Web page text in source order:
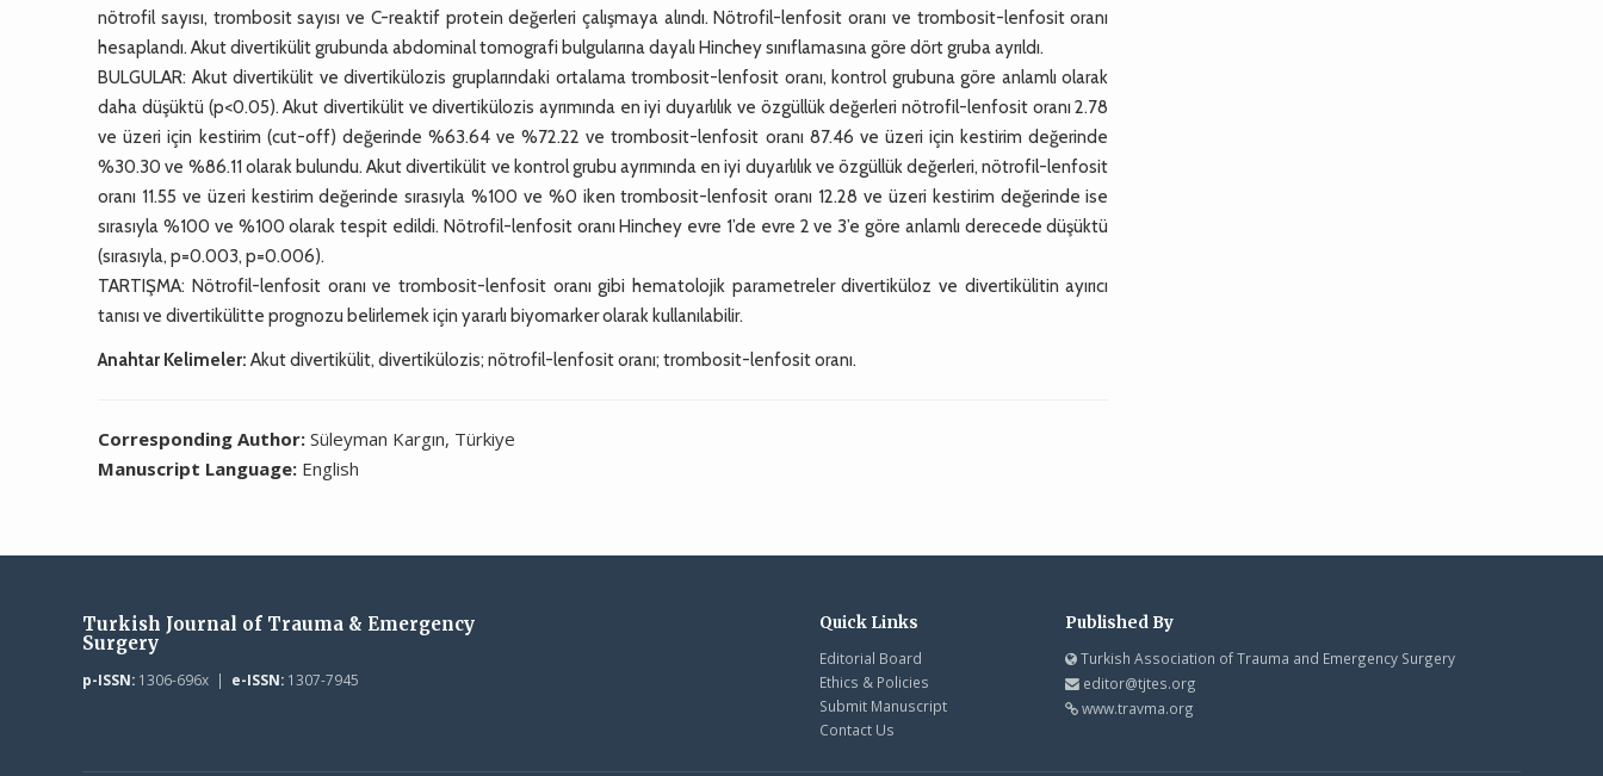
nötrofil sayısı, trombosit sayısı ve C-reaktif protein değerleri çalışmaya alındı. Nötrofil-lenfosit oranı ve trombosit-lenfosit oranı
hesaplandı. Akut divertikülit grubunda abdominal tomografi bulgularına dayalı Hinchey sınıflamasına göre dört gruba ayrıldı.
BULGULAR: Akut divertikülit ve divertikülozis gruplarındaki ortalama trombosit-lenfosit oranı, kontrol grubuna göre anlamlı olarak
daha düşüktü (p<0.05). Akut divertikülit ve divertikülozis ayrımında en iyi duyarlılık ve özgüllük değerleri nötrofil-lenfosit oranı 2.78
ve üzeri için kestirim (cut-off) değerinde %63.64 ve %72.22 ve trombosit-lenfosit oranı 87.46 ve üzeri için kestirim değerinde
%30.30 ve %86.11 olarak bulundu. Akut divertikülit ve kontrol grubu ayrımında en iyi duyarlılık ve özgüllük değerleri, nötrofil-lenfosit
oranı 11.55 ve üzeri kestirim değerinde sırasıyla %100 ve %0 iken trombosit-lenfosit oranı 12.28 ve üzeri kestirim değerinde ise
sırasıyla %100 ve %100 olarak tespit edildi. Nötrofil-lenfosit oranı Hinchey evre 1’de evre 2 ve 3’e göre anlamlı derecede düşüktü
(sırasıyla, p=0.003, p=0.006).
TARTIŞMA: Nötrofil-lenfosit oranı ve trombosit-lenfosit oranı gibi hematolojik parametreler divertiküloz ve divertikülitin ayırıcı
tanısı ve divertikülitte prognozu belirlemek için yararlı biyomarker olarak kullanılabilir.
Anahtar Kelimeler: Akut divertikülit, divertikülozis; nötrofil-lenfosit oranı; trombosit-lenfosit oranı.
Corresponding Author:Süleyman Kargın, Türkiye
Manuscript Language: English
Turkish Journal of Trauma & Emergency
Surgery
p-ISSN:1306-696x | e-ISSN:1307-7945
Quick Links
Editorial Board
Ethics & Policies
Submit Manuscript
Contact Us
Published By
Turkish Association of Trauma and Emergency Surgery
editor@tjtes.org
www.travma.org